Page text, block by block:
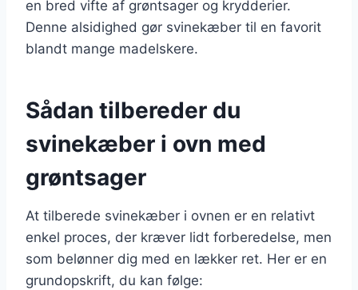
en bred vifte af grøntsager og krydderier.
Denne alsidighed gør svinekæber til en favorit
blandt mange madelskere.
Sådan tilbereder du
svinekæber i ovn med
grøntsager
At tilberede svinekæber i ovnen er en relativt
enkel proces, der kræver lidt forberedelse, men
som belønner dig med en lækker ret. Her er en
grundopskrift, du kan følge: